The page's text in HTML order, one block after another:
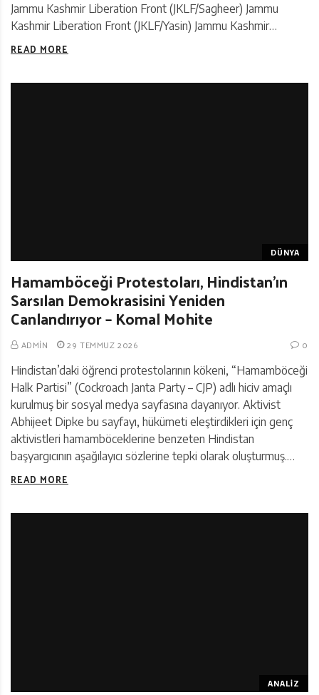
Jammu Kashmir Liberation Front (JKLF/Sagheer) Jammu
Kashmir Liberation Front (JKLF/Yasin) Jammu Kashmir…
READ MORE
DÜNYA
Hamamböceği Protestoları, Hindistan’ın
Sarsılan Demokrasisini Yeniden
Canlandırıyor – Komal Mohite
ADMIN 29 TEMMUZ 2026 0
Hindistan’daki öğrenci protestolarının kökeni, “Hamamböceği
Halk Partisi” (Cockroach Janta Party – CJP) adlı hiciv amaçlı
kurulmuş bir sosyal medya sayfasına dayanıyor. Aktivist
Abhijeet Dipke bu sayfayı, hükümeti eleştirdikleri için genç
aktivistleri hamamböceklerine benzeten Hindistan
başyargıcının aşağılayıcı sözlerine tepki olarak oluşturmuş.…
READ MORE
ANALIZ